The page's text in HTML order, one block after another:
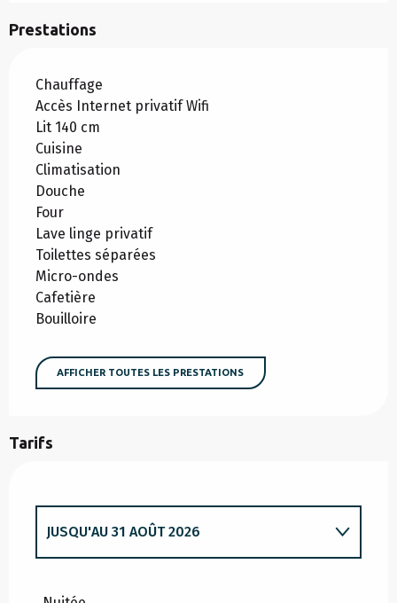
Prestations
Chauffage
Accès Internet privatif Wifi
Lit 140 cm
Cuisine
Climatisation
Douche
Four
Lave linge privatif
Toilettes séparées
Micro-ondes
Cafetière
Bouilloire
AFFICHER TOUTES LES PRESTATIONS
Tarifs
DU 1 MARS 2026
JUSQU'AU 31 AOÛT 2026